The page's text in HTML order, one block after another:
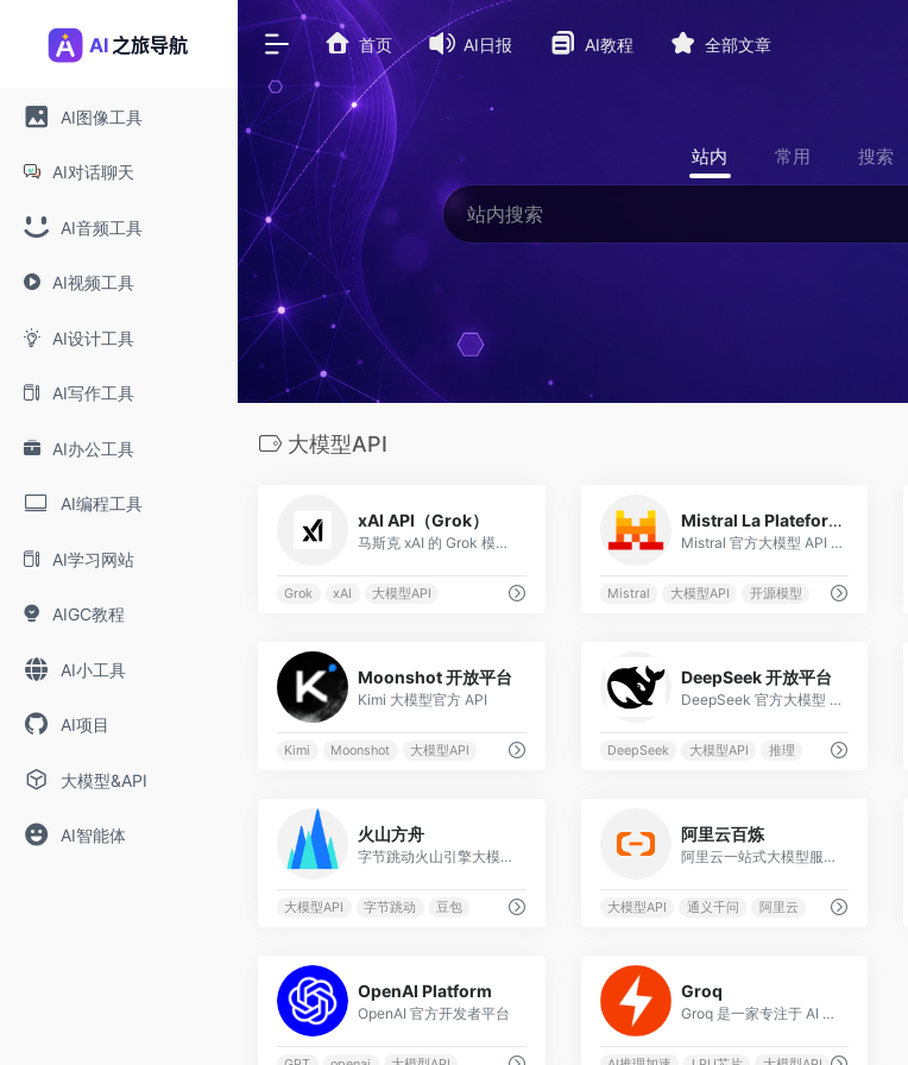
AI图像工具
AI对话聊天
AI音频工具
AI视频工具
AI设计工具
AI写作工具
AI办公工具
AI编程工具
AI学习网站
AIGC教程
AI小工具
AI项目
大模型&API
AI智能体
首页 AI日报 AI教程 全部文章
站内 常用 搜索
大模型API
xAI API（Grok）
马斯克 xAI 的 Grok 模型 API
Grok xAI 大模型API
Mistral La Plateforme
Mistral 官方大模型 API 平台
Mistral 大模型API 开源模型
Moonshot 开放平台
Kimi 大模型官方 API
Kimi Moonshot 大模型API
DeepSeek 开放平台
DeepSeek 官方大模型 API
DeepSeek 大模型API 推理
火山方舟
字节跳动火山引擎大模型平台
大模型API 字节跳动 豆包
阿里云百炼
阿里云一站式大模型服务平台
大模型API 通义千问 阿里云
OpenAI Platform
OpenAI 官方开发者平台
Groq
Groq 是一家专注于 AI 推理加速的芯片与云服务公司，自主研发了 LPU（Language Processing Unit）芯片架构，在大语言模型推理速度上